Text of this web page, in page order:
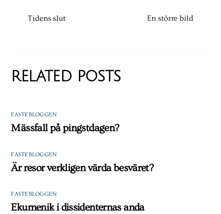
Tidens slut En större bild
RELATED POSTS
FASTEBLOGGEN
Mässfall på pingstdagen?
FASTEBLOGGEN
Är resor verkligen värda besväret?
FASTEBLOGGEN
Ekumenik i dissidenternas anda